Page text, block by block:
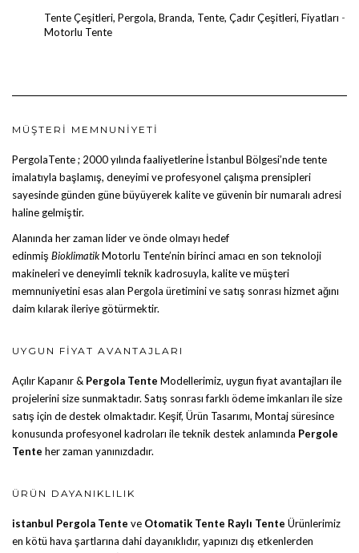
Tente Çeşitleri, Pergola, Branda, Tente, Çadır Çeşitleri, Fiyatları -
Motorlu Tente
MÜŞTERI MEMNUNIYETI
PergolaTente; 2000 yılında faaliyetlerine İstanbul Bölgesi’nde tente
imalatıyla başlamış, deneyimi ve profesyonel çalışma prensipleri
sayesinde günden güne büyüyerek kalite ve güvenin bir numaralı adresi
haline gelmiştir.
Alanında her zaman lider ve önde olmayı hedef
edinmiş BioklimatikMotorlu Tente’nin birinci amacı en son teknoloji
makineleri ve deneyimli teknik kadrosuyla, kalite ve müşteri
memnuniyetini esas alan Pergola üretimini ve satış sonrası hizmet ağını
daim kılarak ileriye götürmektir.
UYGUN FIYAT AVANTAJLARI
Açılır Kapanır & Pergola Tente Modellerimiz, uygun fiyat avantajları ile
projelerini size sunmaktadır. Satış sonrası farklı ödeme imkanları ile size
satış için de destek olmaktadır. Keşif, Ürün Tasarımı, Montaj süresince
konusunda profesyonel kadroları ile teknik destek anlamında Pergole
Tente her zaman yanınızdadır.
ÜRÜN DAYANIKLILIK
istanbul Pergola Tente ve Otomatik Tente Raylı Tente Ürünlerimiz
en kötü hava şartlarına dahi dayanıklıdır, yapınızı dış etkenlerden